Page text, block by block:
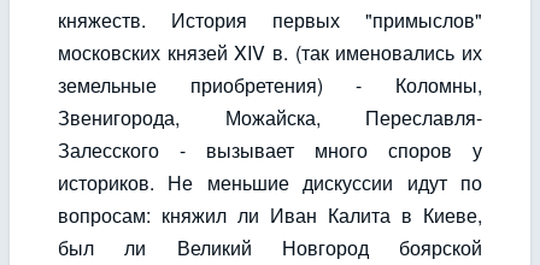
княжеств. История первых "примыслов"
московских князей XIV в. (так именовались их
земельные приобретения) - Коломны,
Звенигорода, Можайска, Переславля-
Залесского - вызывает много споров у
историков. Не меньшие дискуссии идут по
вопросам: княжил ли Иван Калита в Киеве,
был ли Великий Новгород боярской